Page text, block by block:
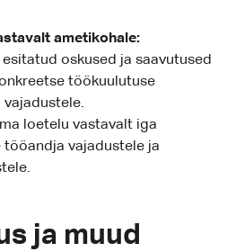
ametikohale:
oskused ja saavutused
töökuulutuse
vajadustele.
loetelu vastavalt iga
tööandja vajadustele ja
ja muud